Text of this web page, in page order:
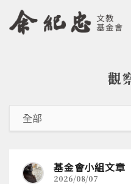
Jump
Jump to
觀
基金會小組文章
2026/08/07